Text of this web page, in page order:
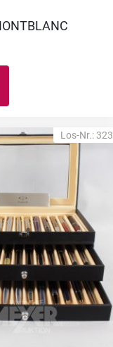
Los-Nr.: 323